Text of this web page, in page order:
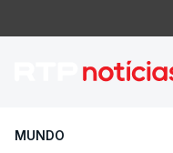
Grande
MUNDO